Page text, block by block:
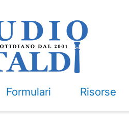
Formulari Risorse